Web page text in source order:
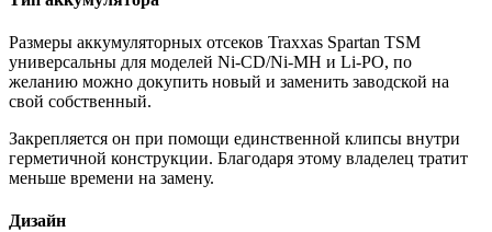
Размеры аккумуляторных отсеков Traxxas Spartan TSM
универсальны для моделей Ni-CD/Ni-MH и Li-PO, по
желанию можно докупить новый и заменить заводской на
свой собственный.
Закрепляется он при помощи единственной клипсы внутри
герметичной конструкции. Благодаря этому владелец тратит
меньше времени на замену.
Дизайн